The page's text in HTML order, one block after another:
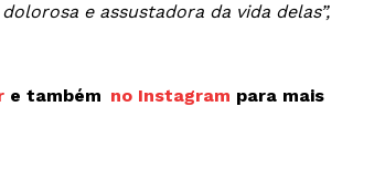
e assustadora da vida delas”,
e também no Instagram para mais